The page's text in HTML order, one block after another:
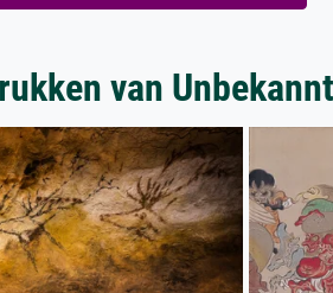
van